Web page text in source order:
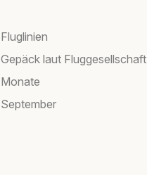
Fluglinien
Gepäck laut Fluggesellschaft
Monate
September